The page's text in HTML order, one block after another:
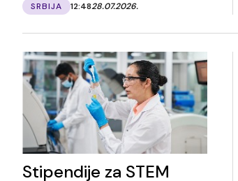
SRBIJA 12:4828.07.2026.
Stipendije za STEM